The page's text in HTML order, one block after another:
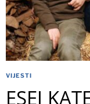
VIJESTI
ESEJ